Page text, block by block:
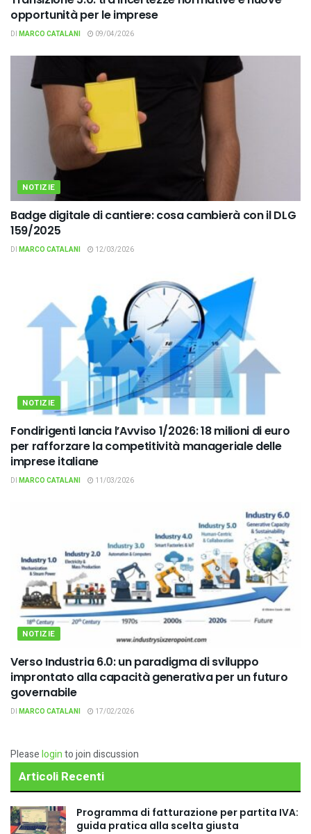
opportunità per le imprese
DI MARCO CATALANI 09/04/2026
NOTIZIE
Badge digitale di cantiere: cosa cambierà con il DLG
159/2025
DI MARCO CATALANI 12/03/2026
NOTIZIE
Fondirigenti lancia l’Avviso 1/2026: 18 milioni di euro
per rafforzare la competitività manageriale delle
imprese italiane
DI MARCO CATALANI 11/03/2026
NOTIZIE
Verso Industria 6.0: un paradigma di sviluppo
improntato alla capacità generativa per un futuro
governabile
DI MARCO CATALANI 17/02/2026
Pleaseloginto join discussion
Articoli Recenti
Programma di fatturazione per partita IVA:
guida pratica alla scelta giusta